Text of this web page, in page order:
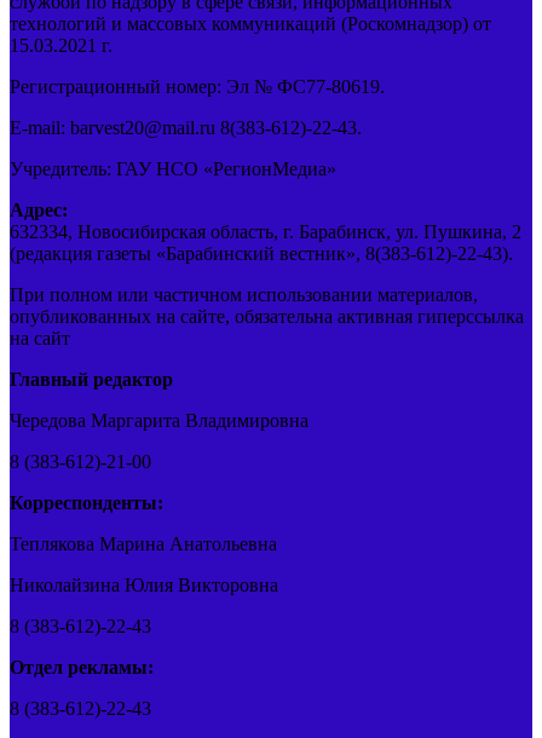
технологий и массовых коммуникаций (Роскомнадзор) от
15.03.2021 г.
Регистрационный номер: Эл № ФС77-80619.
E-mail: barvest20@mail.ru 8(383-612)-22-43.
Учредитель: ГАУ НСО «РегионМедиа»
Адрес:
632334, Новосибирская область, г. Барабинск, ул. Пушкина, 2
(редакция газеты «Барабинский вестник», 8(383-612)-22-43).
При полном или частичном использовании материалов,
опубликованных на сайте, обязательна активная гиперссылка
на сайт
Главный редактор
Чередова Маргарита Владимировна
8 (383-612)-21-00
Корреспонденты:
Теплякова Марина Анатольевна
Николайзина Юлия Викторовна
8 (383-612)-22-43
Отдел рекламы:
8 (383-612)-22-43